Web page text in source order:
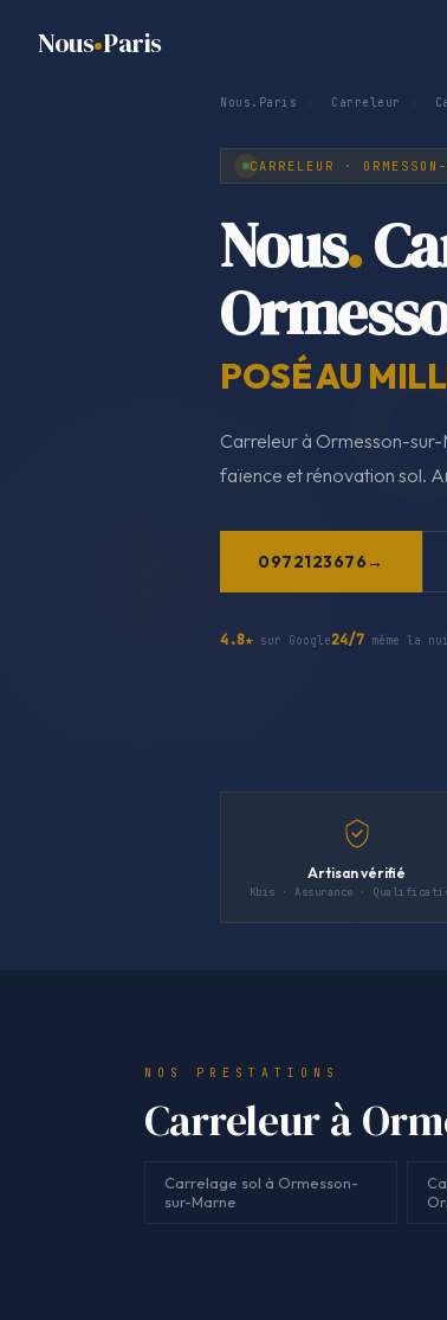
Nous Paris
Nous.Paris Carreleur
CARRELEUR ·
Nous.
POSÉ AU
Carreleur à Ormesson-
faïence et rénovation sol.
0972123676
4.8★ sur Google24/7 même la
Artisan vérifié
Kbis · Assurance ·
NOS PRESTATIONS
Carreleur à
Carrelage sol à Ormesson-
sur-Marne